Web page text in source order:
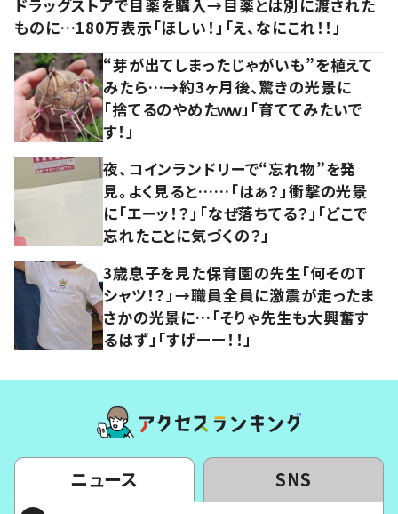
ドラッグストアで目薬を購入→目薬とは別に渡された
ものに…180万表示「ほしい！」「え、なにこれ！！」
“芽が出てしまったじゃがいも”を植えて
みたら…→約3ヶ月後、驚きの光景に
「捨てるのやめたｗｗ」「育ててみたいで
す！」
夜、コインランドリーで“忘れ物”を発
見。よく見ると……「はぁ？」衝撃の光景
に「エーッ！？」「なぜ落ちてる？」「どこで
忘れたことに気づくの？」
3歳息子を見た保育園の先生「何そのT
シャツ！？」→職員全員に激震が走ったま
さかの光景に…「そりゃ先生も大興奮す
るはず」「すげーー！！」
ニュース SNS